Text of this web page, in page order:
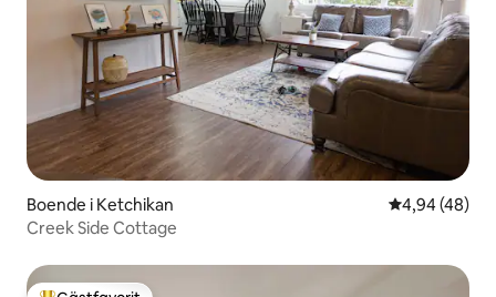
Boende i Ketchikan 4,94 av 5 i
4,94 (48)
Creek Side Cottage